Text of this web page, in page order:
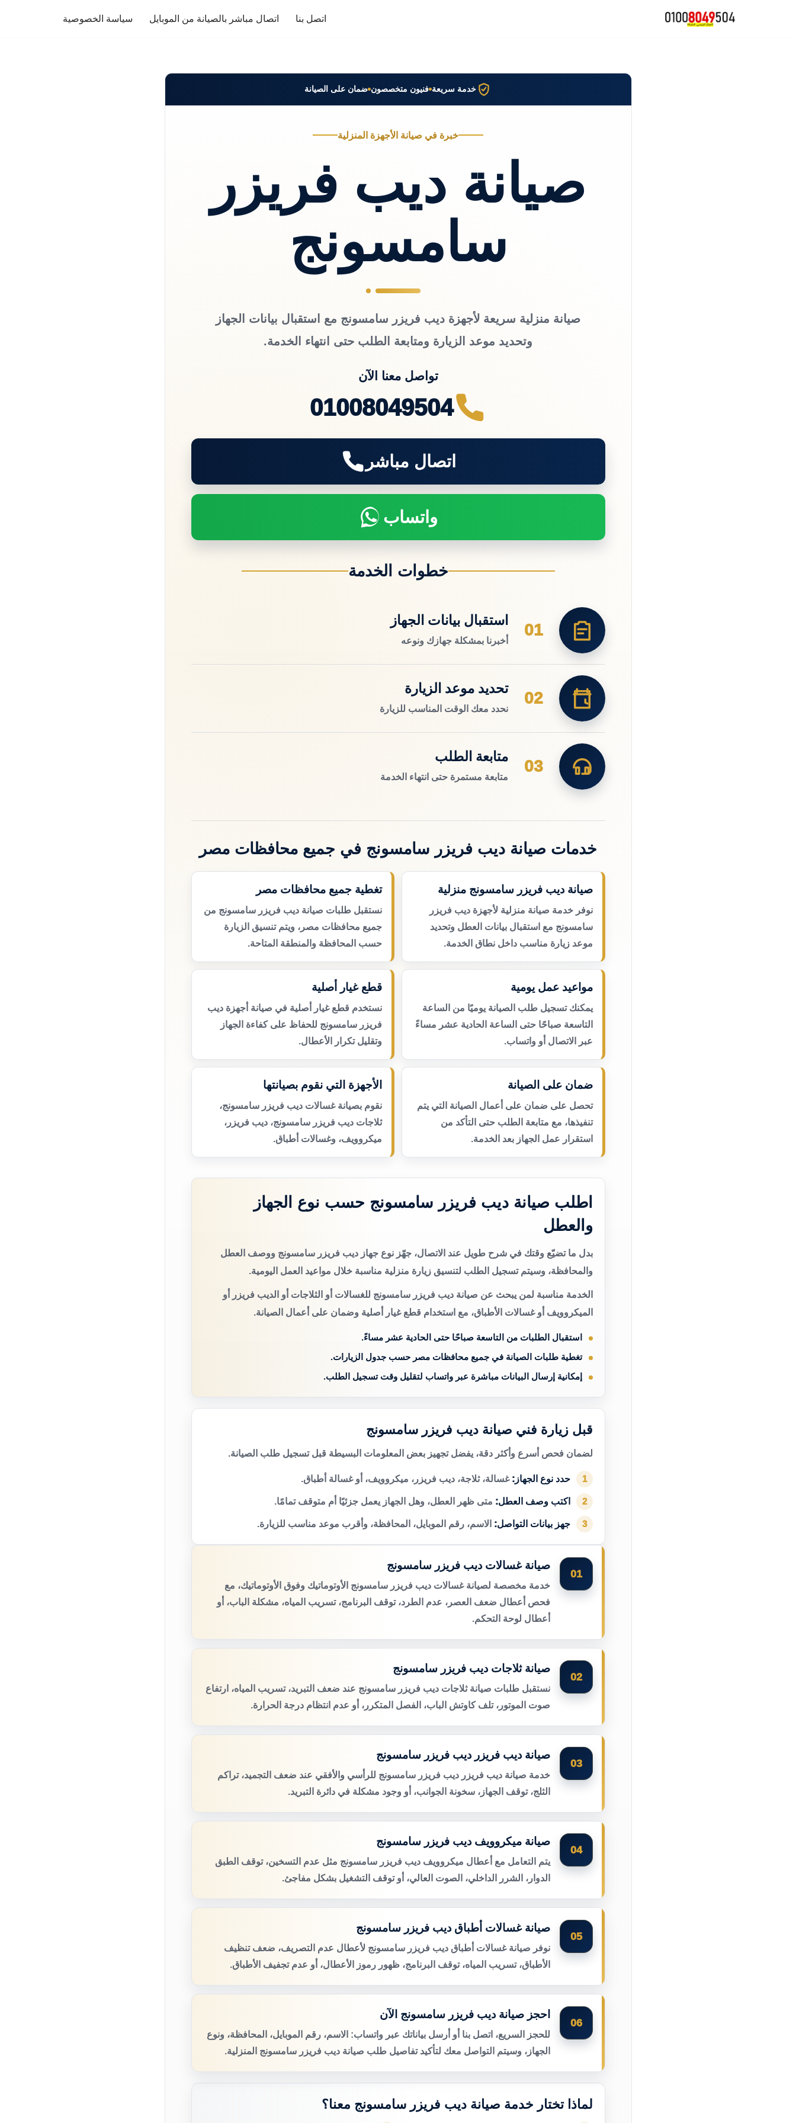
اتصل بنا اتصال مباشر بالصيانة من الموبايل سياسة الخصوصية
خدمة سريعة فنيون متخصصون ضمان على الصيانة
خبرة في صيانة الأجهزة المنزلية
صيانة ديب فريزر
سامسونج
صيانة منزلية سريعة لأجهزة ديب فريزر سامسونج مع استقبال بيانات الجهاز
وتحديد موعد الزيارة ومتابعة الطلب حتى انتهاء الخدمة.
تواصل معنا الآن
01008049504
اتصال مباشر
واتساب
خطوات الخدمة
01
استقبال بيانات الجهاز
أخبرنا بمشكلة جهازك ونوعه
02
تحديد موعد الزيارة
نحدد معك الوقت المناسب للزيارة
03
متابعة الطلب
متابعة مستمرة حتى انتهاء الخدمة
خدمات صيانة ديب فريزر سامسونج في جميع محافظات مصر
صيانة ديب فريزر سامسونج منزلية
نوفر خدمة صيانة منزلية لأجهزة ديب فريزر
سامسونج مع استقبال بيانات العطل وتحديد
موعد زيارة مناسب داخل نطاق الخدمة.
تغطية جميع محافظات مصر
نستقبل طلبات صيانة ديب فريزر سامسونج من
جميع محافظات مصر، ويتم تنسيق الزيارة
حسب المحافظة والمنطقة المتاحة.
مواعيد عمل يومية
يمكنك تسجيل طلب الصيانة يوميًا من الساعة
التاسعة صباحًا حتى الساعة الحادية عشر مساءً
عبر الاتصال أو واتساب.
قطع غيار أصلية
نستخدم قطع غيار أصلية في صيانة أجهزة ديب
فريزر سامسونج للحفاظ على كفاءة الجهاز
وتقليل تكرار الأعطال.
ضمان على الصيانة
تحصل على ضمان على أعمال الصيانة التي يتم
تنفيذها، مع متابعة الطلب حتى التأكد من
استقرار عمل الجهاز بعد الخدمة.
الأجهزة التي نقوم بصيانتها
نقوم بصيانة غسالات ديب فريزر سامسونج،
ثلاجات ديب فريزر سامسونج، ديب فريزر،
ميكروويف، وغسالات أطباق.
اطلب صيانة ديب فريزر سامسونج حسب نوع الجهاز
والعطل
بدل ما تضيّع وقتك في شرح طويل عند الاتصال، جهّز نوع جهاز ديب فريزر سامسونج ووصف العطل
والمحافظة، وسيتم تسجيل الطلب لتنسيق زيارة منزلية مناسبة خلال مواعيد العمل اليومية.
الخدمة مناسبة لمن يبحث عن صيانة ديب فريزر سامسونج للغسالات أو الثلاجات أو الديب فريزر أو
الميكروويف أو غسالات الأطباق، مع استخدام قطع غيار أصلية وضمان على أعمال الصيانة.
استقبال الطلبات من التاسعة صباحًا حتى الحادية عشر مساءً.
تغطية طلبات الصيانة في جميع محافظات مصر حسب جدول الزيارات.
إمكانية إرسال البيانات مباشرة عبر واتساب لتقليل وقت تسجيل الطلب.
قبل زيارة فني صيانة ديب فريزر سامسونج
لضمان فحص أسرع وأكثر دقة، يفضل تجهيز بعض المعلومات البسيطة قبل تسجيل طلب الصيانة.
1 حدد نوع الجهاز: غسالة، ثلاجة، ديب فريزر، ميكروويف، أو غسالة أطباق.
2 اكتب وصف العطل: متى ظهر العطل، وهل الجهاز يعمل جزئيًا أم متوقف تمامًا.
3 جهز بيانات التواصل: الاسم، رقم الموبايل، المحافظة، وأقرب موعد مناسب للزيارة.
01
صيانة غسالات ديب فريزر سامسونج
خدمة مخصصة لصيانة غسالات ديب فريزر سامسونج الأوتوماتيك وفوق الأوتوماتيك، مع
فحص أعطال ضعف العصر، عدم الطرد، توقف البرنامج، تسريب المياه، مشكلة الباب، أو
أعطال لوحة التحكم.
02
صيانة ثلاجات ديب فريزر سامسونج
نستقبل طلبات صيانة ثلاجات ديب فريزر سامسونج عند ضعف التبريد، تسريب المياه، ارتفاع
صوت الموتور، تلف كاوتش الباب، الفصل المتكرر، أو عدم انتظام درجة الحرارة.
03
صيانة ديب فريزر ديب فريزر سامسونج
خدمة صيانة ديب فريزر ديب فريزر سامسونج للرأسي والأفقي عند ضعف التجميد، تراكم
الثلج، توقف الجهاز، سخونة الجوانب، أو وجود مشكلة في دائرة التبريد.
04
صيانة ميكروويف ديب فريزر سامسونج
يتم التعامل مع أعطال ميكروويف ديب فريزر سامسونج مثل عدم التسخين، توقف الطبق
الدوار، الشرر الداخلي، الصوت العالي، أو توقف التشغيل بشكل مفاجئ.
05
صيانة غسالات أطباق ديب فريزر سامسونج
نوفر صيانة غسالات أطباق ديب فريزر سامسونج لأعطال عدم التصريف، ضعف تنظيف
الأطباق، تسريب المياه، توقف البرنامج، ظهور رموز الأعطال، أو عدم تجفيف الأطباق.
06
احجز صيانة ديب فريزر سامسونج الآن
للحجز السريع، اتصل بنا أو أرسل بياناتك عبر واتساب: الاسم، رقم الموبايل، المحافظة، ونوع
الجهاز، وسيتم التواصل معك لتأكيد تفاصيل طلب صيانة ديب فريزر سامسونج المنزلية.
لماذا تختار خدمة صيانة ديب فريزر سامسونج معنا؟